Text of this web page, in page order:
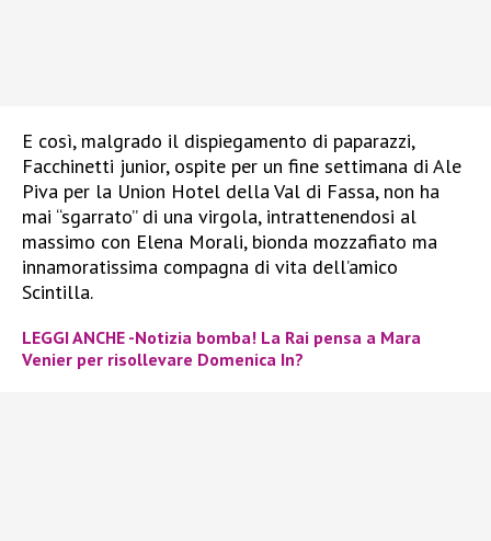
E così, malgrado il dispiegamento di paparazzi,
Facchinetti junior, ospite per un fine settimana di Ale
Piva per la Union Hotel della Val di Fassa, non ha
mai “sgarrato” di una virgola, intrattenendosi al
massimo con Elena Morali, bionda mozzafiato ma
innamoratissima compagna di vita dell’amico
Scintilla.
LEGGI ANCHE -Notizia bomba! La Rai pensa a Mara
Venier per risollevare Domenica In?